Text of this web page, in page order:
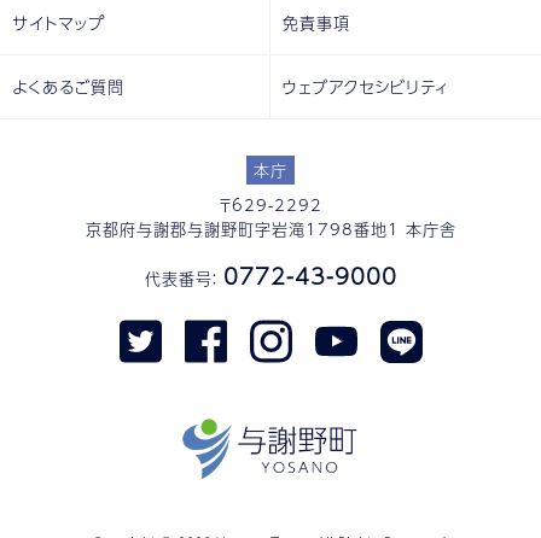
本庁
〒629-2292
京都府与謝郡与謝野町字岩滝1798番地1 本庁舎
代表番号： 0772-43-9000
サイトマップ 免責事項
よくあるご質問 ウェブアクセシビリティ